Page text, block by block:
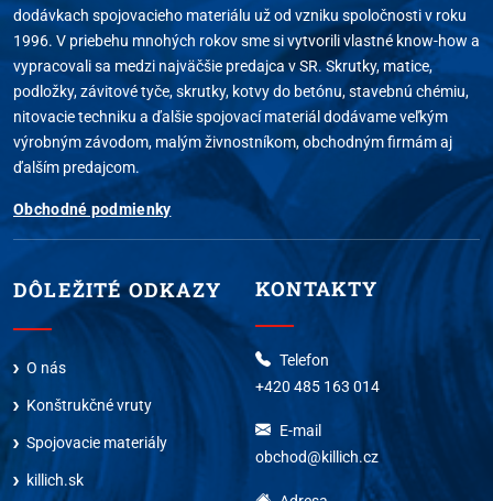
dodávkach spojovacieho materiálu už od vzniku spoločnosti v roku
1996. V priebehu mnohých rokov sme si vytvorili vlastné know-how a
vypracovali sa medzi najväčšie predajca v SR. Skrutky, matice,
podložky, závitové tyče, skrutky, kotvy do betónu, stavebnú chémiu,
nitovacie techniku a ďalšie spojovací materiál dodávame veľkým
výrobným závodom, malým živnostníkom, obchodným firmám aj
ďalším predajcom.
Obchodné podmienky
DÔLEŽITÉ ODKAZY
O nás
Konštrukčné vruty
Spojovacie materiály
killich.sk
KONTAKTY
Telefon
+420 485 163 014
E-mail
obchod@killich.cz